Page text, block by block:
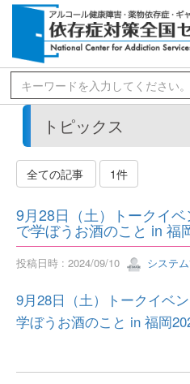
トピックス
全ての記事 1件
9月28日（土）トークイ
で学ぼうお酒のこと in 福
投稿日時 : 2024/09/10 システ
9月28日（土）トークイベ
学ぼうお酒のこと in 福岡